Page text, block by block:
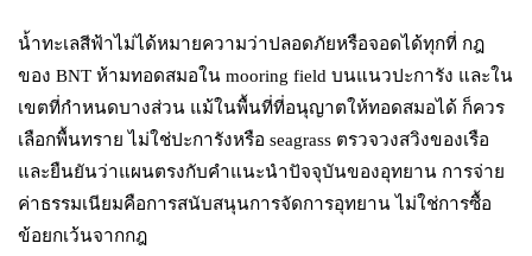
น้ำทะเลสีฟ้าไม่ได้หมายความว่าปลอดภัยหรือจอดได้ทุกที่ กฎ
ของ BNT ห้ามทอดสมอใน mooring field บนแนวปะการัง และใน
เขตที่กำหนดบางส่วน แม้ในพื้นที่ที่อนุญาตให้ทอดสมอได้ ก็ควร
เลือกพื้นทราย ไม่ใช่ปะการังหรือ seagrass ตรวจวงสวิงของเรือ
และยืนยันว่าแผนตรงกับคำแนะนำปัจจุบันของอุทยาน การจ่าย
ค่าธรรมเนียมคือการสนับสนุนการจัดการอุทยาน ไม่ใช่การซื้อ
ข้อยกเว้นจากกฎ